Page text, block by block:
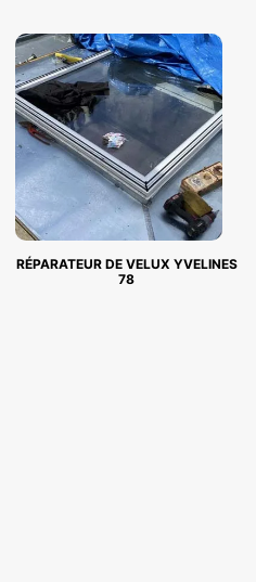
RÉPARATEUR DE VELUX YVELINES
78